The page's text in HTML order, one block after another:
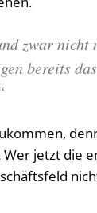
zwar nicht
bereits
jetzt die